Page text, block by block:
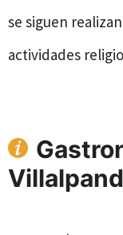
se siguen
actividades